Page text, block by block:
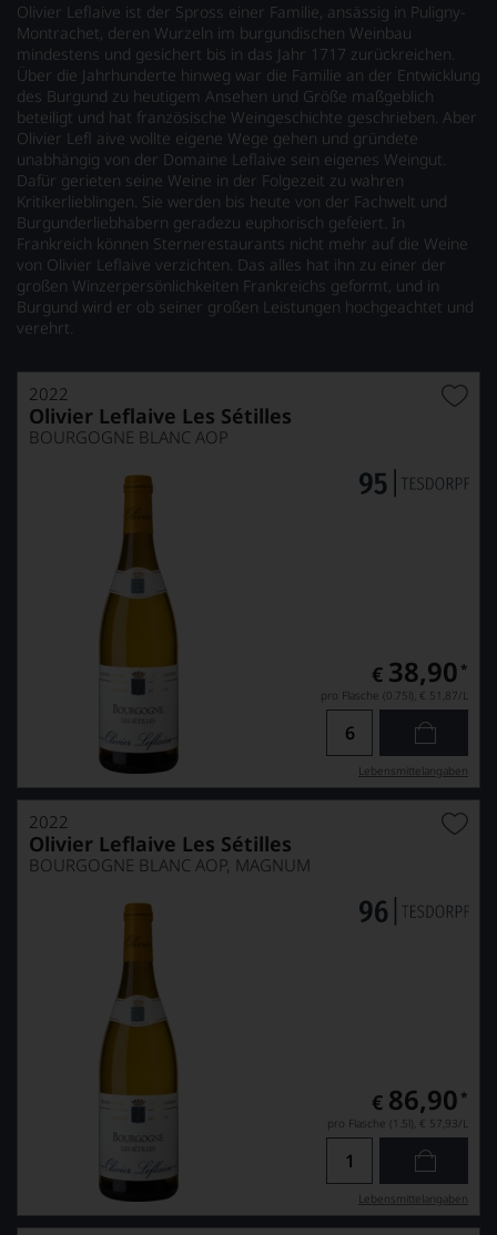
Olivier Leflaive ist der Spross einer Familie, ansässig in Puligny-
Montrachet, deren Wurzeln im burgundischen Weinbau
mindestens und gesichert bis in das Jahr 1717 zurückreichen.
Über die Jahrhunderte hinweg war die Familie an der Entwicklung
des Burgund zu heutigem Ansehen und Größe maßgeblich
beteiligt und hat französische Weingeschichte geschrieben. Aber
Olivier Lefl aive wollte eigene Wege gehen und gründete
unabhängig von der Domaine Leflaive sein eigenes Weingut.
Dafür gerieten seine Weine in der Folgezeit zu wahren
Kritikerlieblingen. Sie werden bis heute von der Fachwelt und
Burgunderliebhabern geradezu euphorisch gefeiert. In
Frankreich können Sternerestaurants nicht mehr auf die Weine
von Olivier Leflaive verzichten. Das alles hat ihn zu einer der
großen Winzerpersönlichkeiten Frankreichs geformt, und in
Burgund wird er ob seiner großen Leistungen hochgeachtet und
verehrt.
2022
Olivier Leflaive Les Sétilles
BOURGOGNE BLANC AOP
€ 38,90 *
pro Flasche (0.75l), € 51,87/L
Lebensmittel­angaben
2022
Olivier Leflaive Les Sétilles
BOURGOGNE BLANC AOP, MAGNUM
€ 86,90 *
pro Flasche (1.5l), € 57,93/L
Lebensmittel­angaben